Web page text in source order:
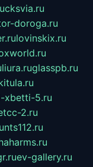
doroga.ru
lovinskix.ru
liura.ruglasspb.ru
xbetti-5.ru
2.ru
ev-gallery.ru